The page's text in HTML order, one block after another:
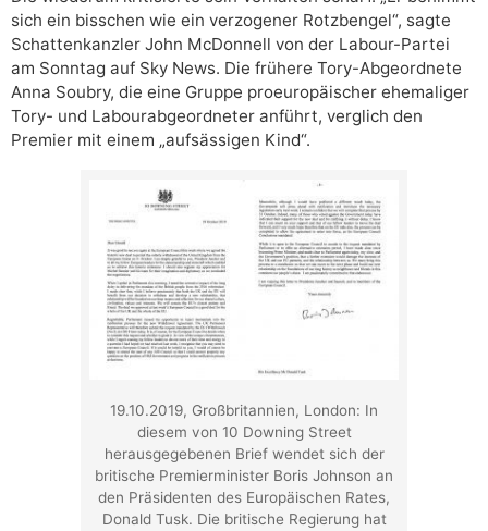
sich ein bisschen wie ein verzogener Rotzbengel“, sagte
Schattenkanzler John McDonnell von der Labour-Partei
am Sonntag auf Sky News. Die frühere Tory-Abgeordnete
Anna Soubry, die eine Gruppe proeuropäischer ehemaliger
Tory- und Labourabgeordneter anführt, verglich den
Premier mit einem „aufsässigen Kind“.
19.10.2019, Großbritannien, London: In
diesem von 10 Downing Street
herausgegebenen Brief wendet sich der
britische Premierminister Boris Johnson an
den Präsidenten des Europäischen Rates,
Donald Tusk. Die britische Regierung hat